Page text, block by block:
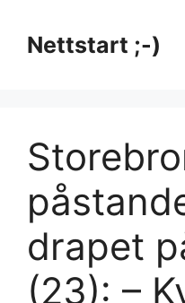
innholdNettstart ;-)
drapet
(23): –